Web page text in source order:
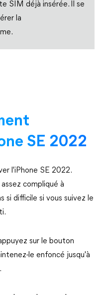
SIM déjà insérée. Il se
la
SE 2022
l'iPhone SE 2022.
compliqué à
si difficile si vous suivez le
sur le bouton
le enfoncé jusqu'à